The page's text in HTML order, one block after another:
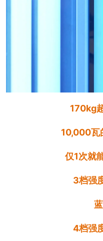
170kg
10,000瓦
仅1次就
3档强
4档强